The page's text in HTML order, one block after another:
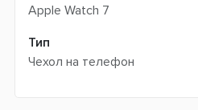
Apple Watch 7
Тип
Чехол на телефон